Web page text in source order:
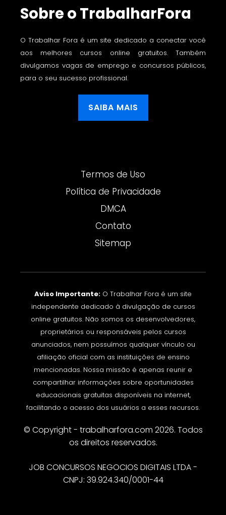
Sobre o TrabalharFora
O Trabalhar Fora é um site dedicado a conectar você
aos melhores cursos online gratuitos. Também
divulgamos vagas de emprego e concursos públicos,
para o seu sucesso profissional.
SAIBA MAIS
Termos de Uso
Política de Privacidade
DMCA
Contato
Sitemap
Aviso Importante: O Trabalhar Fora é um site
independente dedicado à divulgação de cursos
online gratuitos. Não somos os desenvolvedores,
proprietários ou responsáveis pelos cursos
anunciados, nem possuímos qualquer vínculo ou
afiliação oficial com as instituições de ensino
mencionadas. Nossa missão é apenas reunir e
compartilhar informações sobre oportunidades
educacionais gratuitas disponíveis na internet,
facilitando o acesso dos usuários a esses recursos.
© Copyright - trabalharfora.com 2026. Todos
os direitos reservados.
JOB CONCURSOS NEGOCIOS DIGITAIS LTDA -
CNPJ: 39.924.340/0001-44